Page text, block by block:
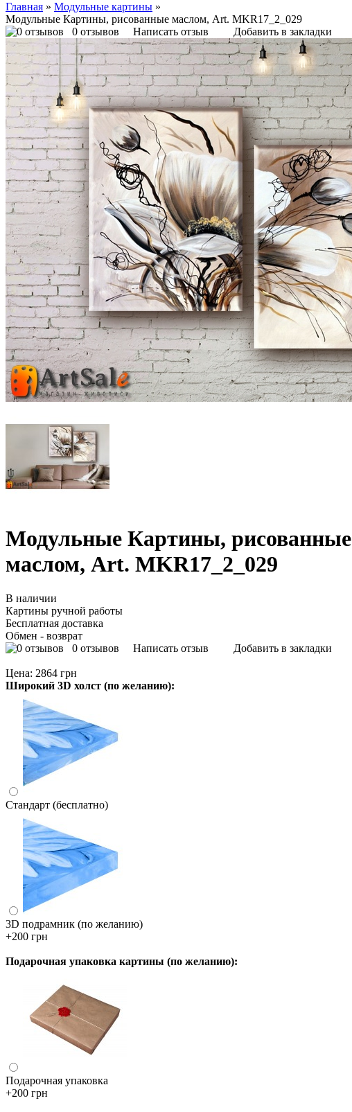
Главная » Модульные картины »
Модульные Картины, рисованные маслом, Art. MKR17_2_029
0 отзывов
Написать отзыв Добавить в закладки
Модульные Картины, рисованные
маслом, Art. MKR17_2_029
В наличии
Картины ручной работы
Бесплатная доставка
Обмен - возврат
0 отзывов
Написать отзыв
Добавить в закладки
Цена: 2864 грн
Широкий 3D холст (по желанию):
Стандарт (бесплатно)
3D подрамник (по желанию)
+200 грн
Подарочная упаковка картины (по желанию):
Подарочная упаковка
+200 грн